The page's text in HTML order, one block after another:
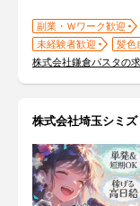
副業・Ｗワーク歓迎
未経験者歓迎
髪色
株式会社鎌倉パスタの
株式会社埼玉シミズ